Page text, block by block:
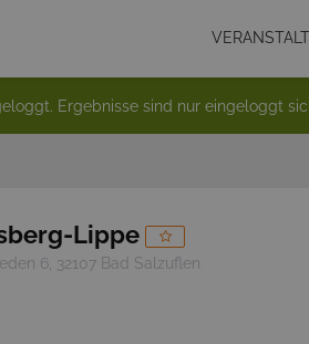
Ergebnisse sind nur eingeloggt
Lippe
6, 32107 Bad Salzuflen